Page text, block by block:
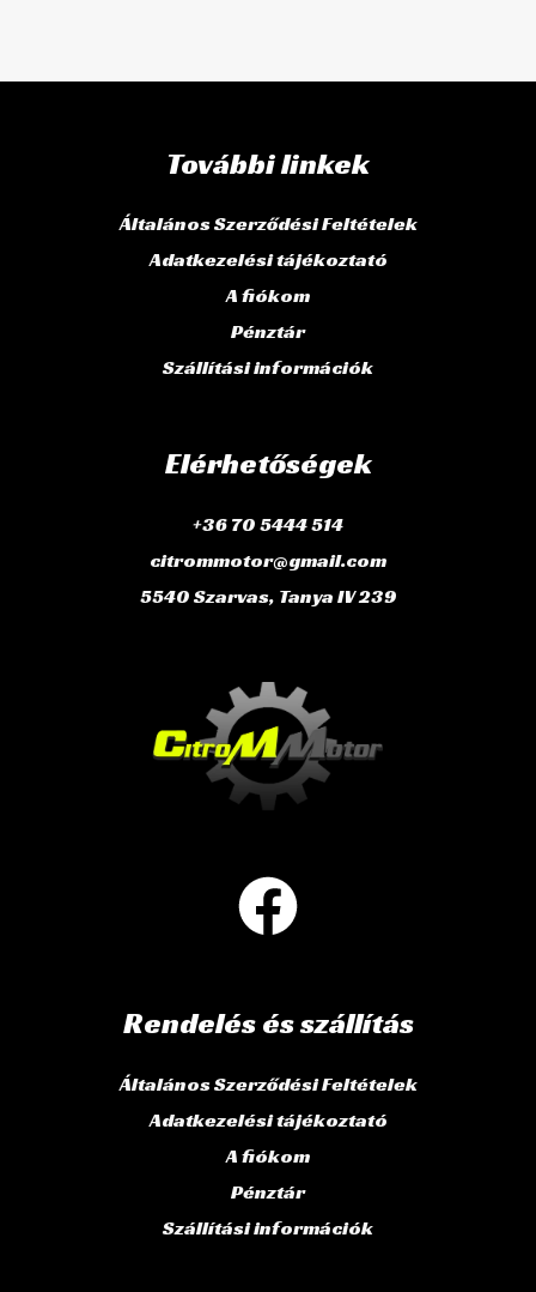
További linkek
Általános Szerződési Feltételek
Adatkezelési tájékoztató
A fiókom
Pénztár
Szállítási információk
Elérhetőségek
+36 70 5444 514
citrommotor@gmail.com
5540 Szarvas, Tanya IV 239
Rendelés és szállítás
Általános Szerződési Feltételek
Adatkezelési tájékoztató
A fiókom
Pénztár
Szállítási információk